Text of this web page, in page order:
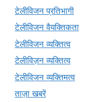
टेलीविजन प्रतिभागी
टेलीविजन वैयक्तिकता
टेलीविजन व्यक्तित्व
टेलीविज़न व्यक्तित्व
टेलीविजन व्यक्तिमत्व
ताज़ा खबरें